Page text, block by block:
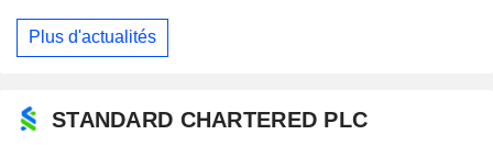
Plus d'actualités
STANDARD CHARTERED PLC